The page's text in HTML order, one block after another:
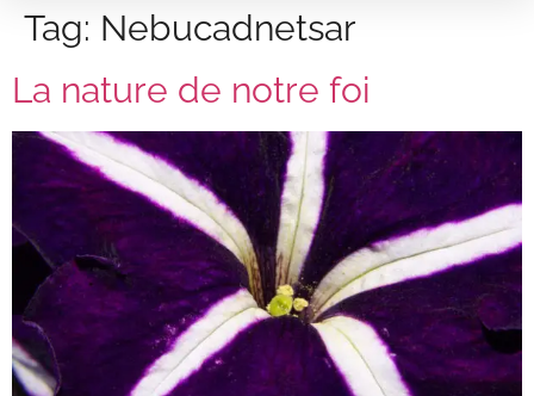
Tag: Nebucadnetsar
La nature de notre foi